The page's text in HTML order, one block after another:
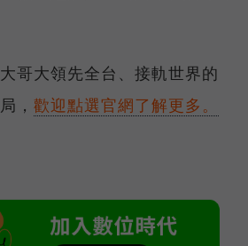
哥大領先全台、接軌世界的
， 歡迎點選官網了解更多。